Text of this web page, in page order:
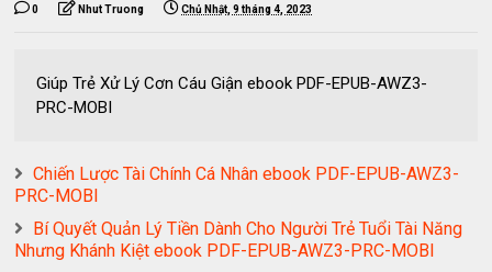
0 Nhut Truong Chủ Nhật, 9 tháng 4, 2023
Giúp Trẻ Xử Lý Cơn Cáu Giận ebook PDF-EPUB-AWZ3-
PRC-MOBI
Chiến Lược Tài Chính Cá Nhân ebook PDF-EPUB-AWZ3-
PRC-MOBI
Bí Quyết Quản Lý Tiền Dành Cho Người Trẻ Tuổi Tài Năng
Nhưng Khánh Kiệt ebook PDF-EPUB-AWZ3-PRC-MOBI